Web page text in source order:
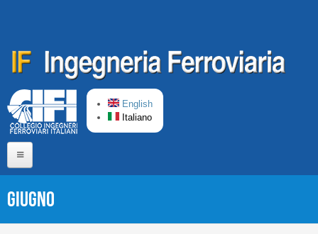
English
Italiano
Giugno